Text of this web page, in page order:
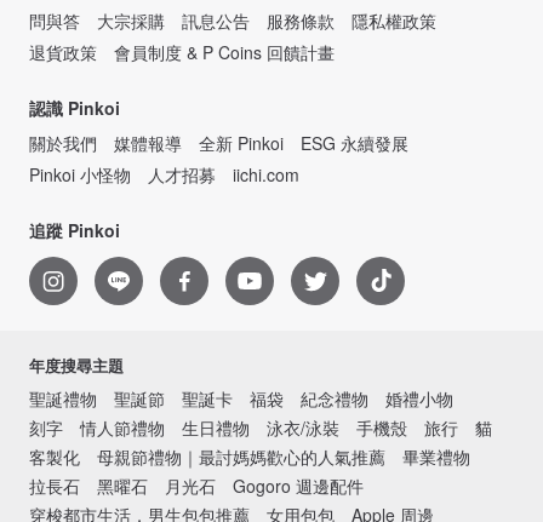
問與答
大宗採購 訊息公告 服務條款
隱私權政策
退貨政策
會員制度 & P Coins 回饋計畫
認識 Pinkoi
關於我們
媒體報導 全新 Pinkoi
ESG 永續發展
Pinkoi 小怪物
人才招募 iichi.com
追蹤 Pinkoi
年度搜尋主題
聖誕禮物 聖誕節 聖誕卡 福袋 紀念禮物
婚禮小物
刻字
情人節禮物 生日禮物 泳衣/泳裝 手機殼 旅行
貓
客製化
母親節禮物｜最討媽媽歡心的人氣推薦
畢業禮物
拉長石
黑曜石 月光石
Gogoro 週邊配件
穿梭都市生活．男生包包推薦
女用包包 Apple 周邊